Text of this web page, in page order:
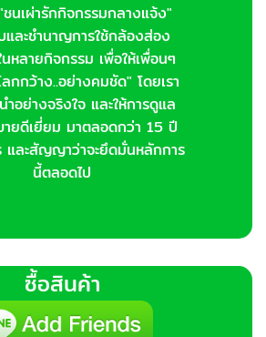
ชนเผ่ารักกิจกรรมกลางแจ้ง"
ละชำนาญการใช้กล้องส่อง
นหลายกิจกรรม เพื่อให้เพื่อนๆ
กกว้าง..อย่างคมชัด" โดยเรา
ำอย่างจริงใจ และให้การดูแล
ายดีเยี่ยม มาตลอดกว่า 15 ปี
และสัญญาว่าจะยึดมั่นหลักการ
นี้ตลอดไป
ซื้อสินค้า